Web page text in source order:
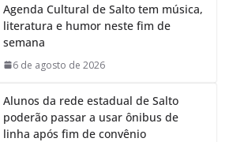
Agenda Cultural de Salto tem música,
literatura e humor neste fim de
semana
6 de agosto de 2026
Alunos da rede estadual de Salto
poderão passar a usar ônibus de
linha após fim de convênio